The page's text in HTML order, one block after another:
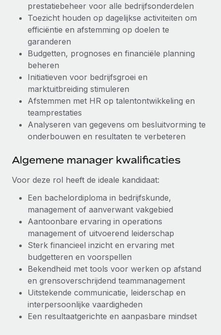
Hoe Phiture 55 werknemers in 19 landen
beheert met Remote
Phiture, een toonaangevende leider in de wereldwijde
mobiele groeiadviessector, zet zich sinds 2016...
Meer informatie
prestatiebeheer voor alle bedrijfsonderdelen
Toezicht houden op dagelijkse activiteiten om
efficiëntie en afstemming op doelen te
garanderen
Budgetten, prognoses en financiële planning
beheren
Initiatieven voor bedrijfsgroei en
marktuitbreiding stimuleren
Afstemmen met HR op talentontwikkeling en
teamprestaties
Analyseren van gegevens om besluitvorming te
onderbouwen en resultaten te verbeteren
Algemene manager kwalificaties
Voor deze rol heeft de ideale kandidaat:
Een bachelordiploma in bedrijfskunde,
management of aanverwant vakgebied
Aantoonbare ervaring in operations
management of uitvoerend leiderschap
Sterk financieel inzicht en ervaring met
budgetteren en voorspellen
Bekendheid met tools voor werken op afstand
en grensoverschrijdend teammanagement
Uitstekende communicatie, leiderschap en
interpersoonlijke vaardigheden
Een resultaatgerichte en aanpasbare mindset